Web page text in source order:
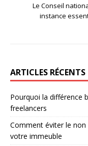
Le Conseil
instance
ARTICLES RÉCENTS
Pourquoi la différence
freelancers
Comment éviter le
votre immeuble